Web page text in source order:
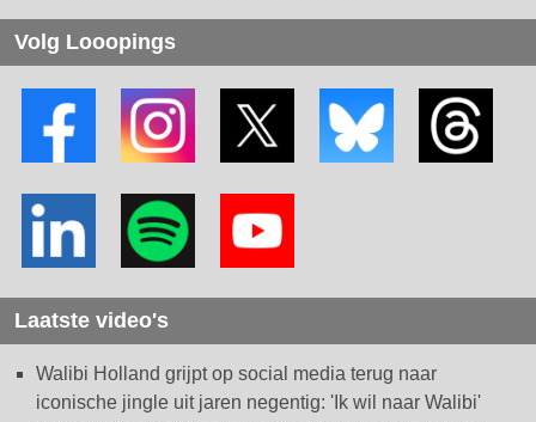
Volg Looopings
Laatste video's
Walibi Holland grijpt op social media terug naar
iconische jingle uit jaren negentig: 'Ik wil naar Walibi'